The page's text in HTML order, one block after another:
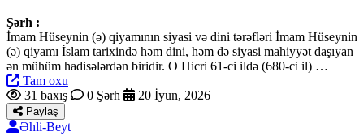
Şərh :
İmam Hüseynin (ə) qiyamının siyasi və dini tərəfləri İmam Hüseynin
(ə) qiyamı İslam tarixində həm dini, həm də siyasi mahiyyət daşıyan
ən mühüm hadisələrdən biridir. O Hicri 61-ci ildə (680-ci il) …
Tam oxu
31 baxış
0 Şərh 20 İyun, 2026
Paylaş
Əhli-Beyt